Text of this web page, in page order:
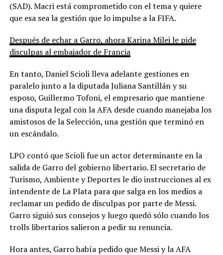
(SAD). Macri está comprometido con el tema y quiere
que esa sea la gestión que lo impulse a la FIFA.
Después de echar a Garro, ahora Karina Milei le pide
disculpas al embajador de Francia
En tanto, Daniel Scioli lleva adelante gestiones en
paralelo junto a la diputada Juliana Santillán y su
esposo, Guillermo Tofoni, el empresario que mantiene
una disputa legal con la AFA desde cuando manejaba los
amistosos de la Selección, una gestión que terminó en
un escándalo.
LPO contó que Scioli fue un actor determinante en la
salida de Garro del gobierno libertario. El secretario de
Turismo, Ambiente y Deportes le dio instrucciones al ex
intendente de La Plata para que salga en los medios a
reclamar un pedido de disculpas por parte de Messi.
Garro siguió sus consejos y luego quedó sólo cuando los
trolls libertarios salieron a pedir su renuncia.
Hora antes, Garro había pedido que Messi y la AFA